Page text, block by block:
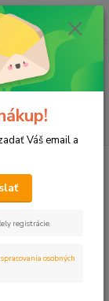
Menu
ks
za0 €
voz
Váš email a
registrácie.
osobných